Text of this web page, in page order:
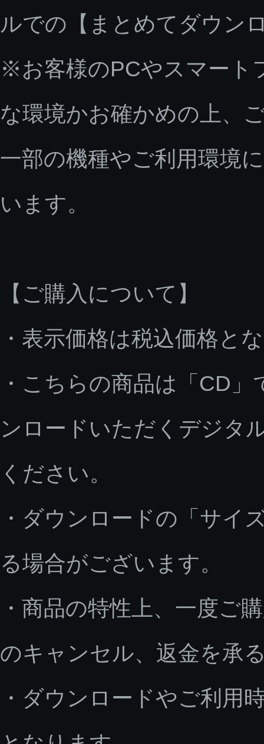
ルでの【まとめてダウン
※お客様のPCやスマート
な環境かお確かめの上、
一部の機種やご利用環境
います。
【ご購入について】
・表示価格は税込価格と
・こちらの商品は「CD
ンロードいただくデジタ
ください。
・ダウンロードの「サイ
る場合がございます。
・商品の特性上、一度ご
のキャンセル、返金を承
・ダウンロードやご利用